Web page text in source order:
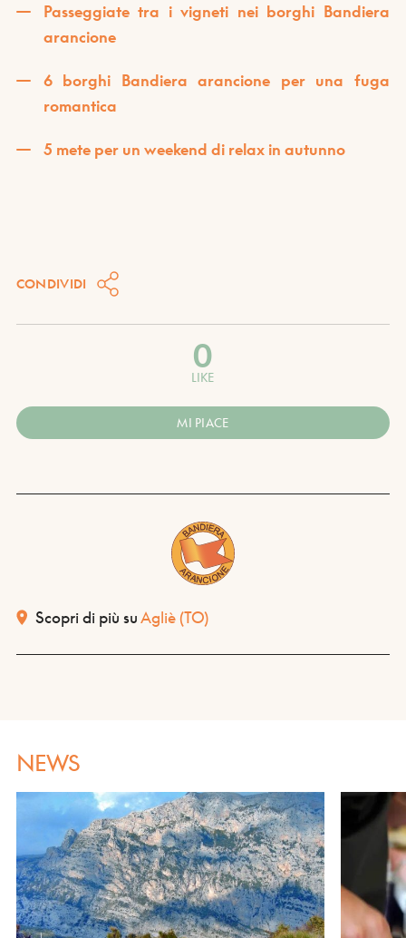
Passeggiate tra i vigneti nei borghi Bandiera
arancione
6 borghi Bandiera arancione per una fuga
romantica
5 mete per un weekend di relax in autunno
CONDIVIDI
0
LIKE
MI PIACE
Scopri di più suAgliè(TO)
NEWS